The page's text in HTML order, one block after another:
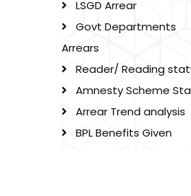
LSGD Arrear
Govt Departments
Arrears
Reader/ Reading
Amnesty Scheme
Arrear Trend analysis
BPL Benefits Given